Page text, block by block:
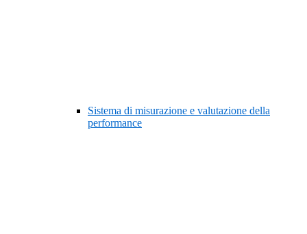
Sistema di misurazione e valutazione della
performance